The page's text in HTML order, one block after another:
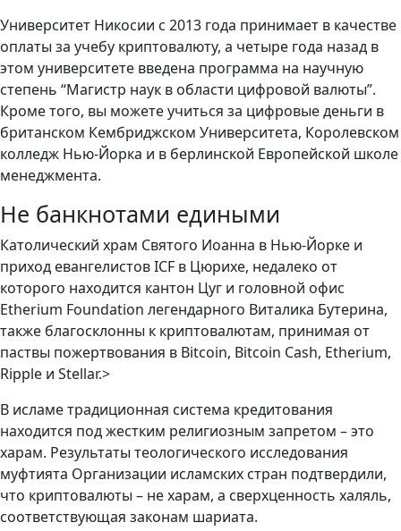
Университет Никосии с 2013 года принимает в качестве
оплаты за учебу криптовалюту, а четыре года назад в
этом университете введена программа на научную
степень “Магистр наук в области цифровой валюты”.
Кроме того, вы можете учиться за цифровые деньги в
британском Кембриджском Университета, Королевском
колледж Нью-Йорка и в берлинской Европейской школе
менеджмента.
Не банкнотами едиными
Католический храм Святого Иоанна в Нью-Йорке и
приход евангелистов ICF в Цюрихе, недалеко от
которого находится кантон Цуг и головной офис
Etherium Foundation легендарного Виталика Бутерина,
также благосклонны к криптовалютам, принимая от
паствы пожертвования в Bitcoin, Bitcoin Cash, Etherium,
Ripple и Stellar.>
В исламе традиционная система кредитования
находится под жестким религиозным запретом – это
харам. Результаты теологического исследования
муфтията Организации исламских стран подтвердили,
что криптовалюты – не харам, а сверхценность халяль,
соответствующая законам шариата.